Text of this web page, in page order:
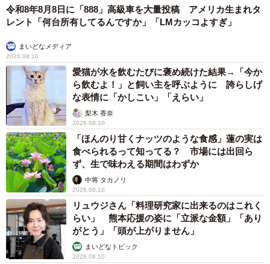
令和8年8月8日に「888」高級車を大量投稿 アメリカ生まれタ
レント「何台所有してるんですか」「LMカッコよすぎ」
まいどなメディア
2026.08.10
愛猫が水を飲むたびに褒め続けた結果→「今か
ら飲むよ！」と飼い主を呼ぶように 誇らしげ
な表情に「かしこい」「えらい」
梨木 香奈
2026.08.10
「ほんのり甘くナッツのような食感」蓮の実は
食べられるって知ってる？ 市場には出回ら
ず、生で味わえる期間はわずか
中将 タカノリ
2026.08.10
リュウジさん「料理研究家に出来るのはこれく
らい」 熊本応援の姿に「立派な金額」「あり
がとう」「頭が上がりません」
まいどなトピック
2026.08.10